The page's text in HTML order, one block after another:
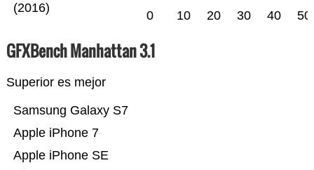
(2016)
0 10 20 30 40 50
GFXBench Manhattan 3.1
Superior es mejor
Apple iPhone SE
Apple iPhone 7
Samsung Galaxy S7